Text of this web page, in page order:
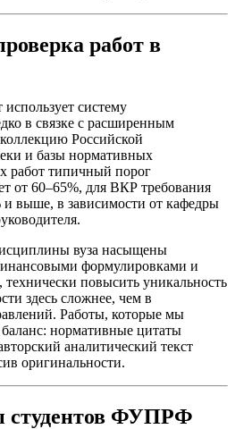
работ в
систему
в связке с расширенным
Российской
и базы нормативных
работ типичный порог
от 60–65%, для ВКР требования
выше, в зависимости от кафедры
вуза насыщены
формулировками и
повысить уникальность
здесь сложнее, чем в
Работы, которые мы
нормативные цитаты
аналитический текст
оригинальности.
студентов ФУПРФ